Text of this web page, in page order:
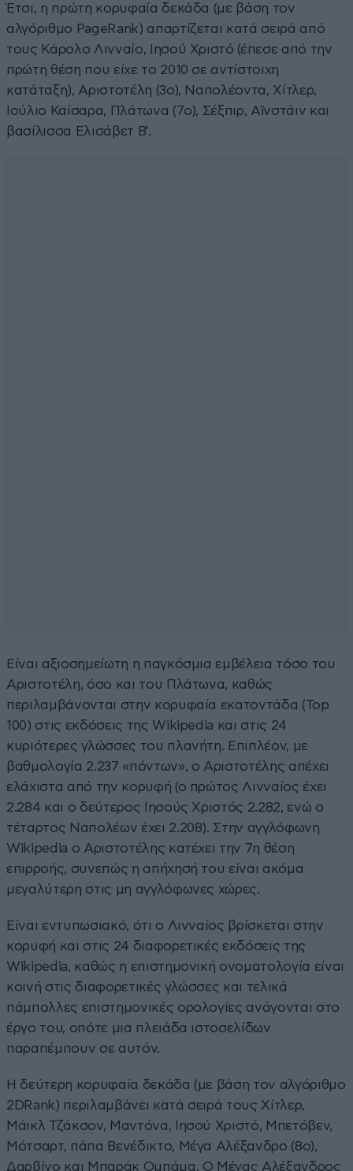
Έτσι, η πρώτη κορυφαία δεκάδα (με βάση τον
αλγόριθμο PageRank) απαρτίζεται κατά σειρά από
τους Κάρολο Λινναίο, Ιησού Χριστό (έπεσε από την
πρώτη θέση που είχε το 2010 σε αντίστοιχη
κατάταξη), Αριστοτέλη (3ο), Ναπολέοντα, Χίτλερ,
Ιούλιο Καίσαρα, Πλάτωνα (7ο), Σέξπιρ, Αϊνστάιν και
βασίλισσα Ελισάβετ Β’.
Είναι αξιοσημείωτη η παγκόσμια εμβέλεια τόσο του
Αριστοτέλη, όσο και του Πλάτωνα, καθώς
περιλαμβάνονται στην κορυφαία εκατοντάδα (Top
100) στις εκδόσεις της Wikipedia και στις 24
κυριότερες γλώσσες του πλανήτη. Επιπλέον, με
βαθμολογία 2.237 «πόντων», ο Αριστοτέλης απέχει
ελάχιστα από την κορυφή (ο πρώτος Λινναίος έχει
2.284 και ο δεύτερος Ιησούς Χριστός 2.282, ενώ ο
τέταρτος Ναπολέων έχει 2.208). Στην αγγλόφωνη
Wikipedia ο Αριστοτέλης κατέχει την 7η θέση
επιρροής, συνεπώς η απήχησή του είναι ακόμα
μεγαλύτερη στις μη αγγλόφωνες χώρες.
Είναι εντυπωσιακό, ότι ο Λινναίος βρίσκεται στην
κορυφή και στις 24 διαφορετικές εκδόσεις της
Wikipedia, καθώς η επιστημονική ονοματολογία είναι
κοινή στις διαφορετικές γλώσσες και τελικά
πάμπολλες επιστημονικές ορολογίες ανάγονται στο
έργο του, οπότε μια πλειάδα ιστοσελίδων
παραπέμπουν σε αυτόν.
Η δεύτερη κορυφαία δεκάδα (με βάση τον αλγόριθμο
2DRank) περιλαμβάνει κατά σειρά τους Χίτλερ,
Μάικλ Τζάκσον, Μαντόνα, Ιησού Χριστό, Μπετόβεν,
Μότσαρτ, πάπα Βενέδικτο, Μέγα Αλέξανδρο (8ο),
Δαρβίνο και Μπαράκ Ομπάμα. Ο Μέγας Αλέξανδρος